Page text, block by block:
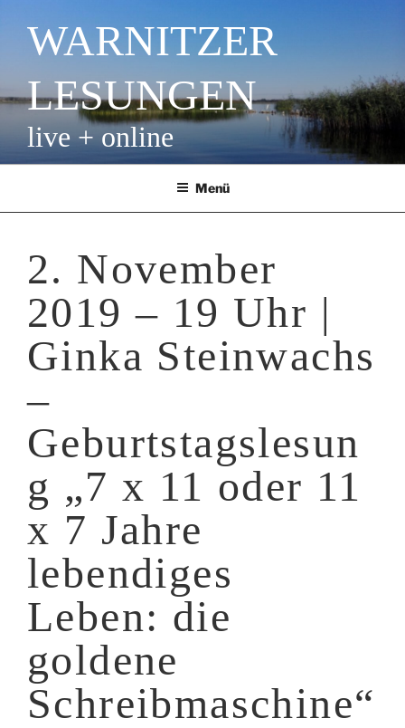
Inhalt
springenWARNITZER
LESUNGEN
live + online
Menü
2. November
2019 – 19 Uhr |
Ginka Steinwachs
–
Geburtstagslesun
g „7 x 11 oder 11
x 7 Jahre
lebendiges
Leben: die
goldene
Schreibmaschine“